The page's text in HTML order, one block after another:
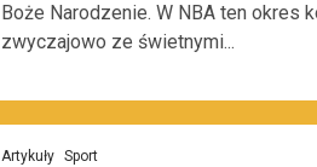
Boże Narodzenie. W NBA ten okres
zwyczajowo ze świetnymi...
Artykuły Sport